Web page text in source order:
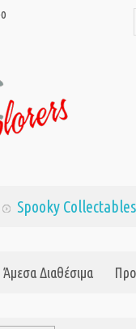
Spooky Collectables
Άμεσα Διαθέσιμα